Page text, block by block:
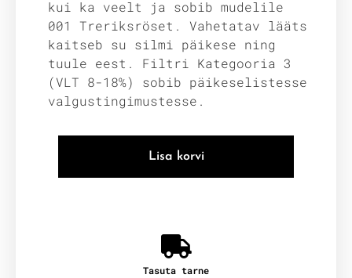
kui ka veelt ja sobib mudelile
001 Treriksröset. Vahetatav lääts
kaitseb su silmi päikese ning
tuule eest. Filtri Kategooria 3
(VLT 8-18%) sobib päikeselistesse
valgustingimustesse.
Lisa korvi
Tasuta tarne